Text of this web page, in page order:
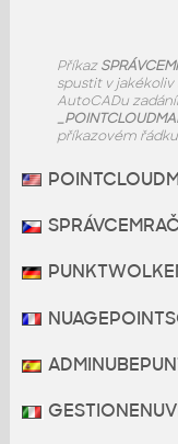
Příkaz
spustit v
AutoCADu
příkazovém